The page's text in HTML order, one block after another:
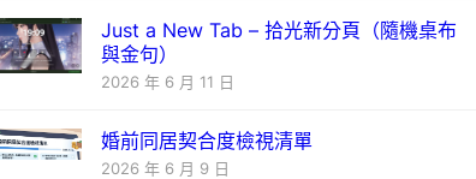
Just a New Tab – 拾光新分頁（隨機桌布
與金句）
2026 年 6 月 11 日
婚前同居契合度檢視清單
2026 年 6 月 9 日